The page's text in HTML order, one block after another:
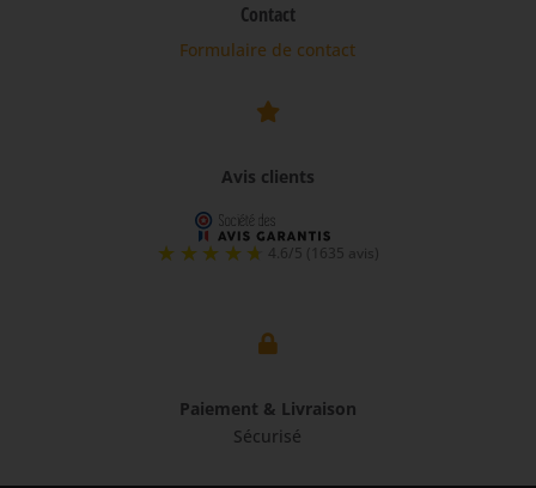
Contact
Formulaire de contact

Avis clients

Paiement & Livraison
Sécurisé